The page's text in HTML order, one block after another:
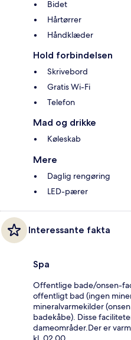
Bidet
Hårtørrer
Håndklæder
Hold forbindelsen
Skrivebord
Gratis Wi-Fi
Telefon
Mad og drikke
Køleskab
Mere
Daglig rengøring
LED-pærer
Interessante fakta
Spa
Offentlige bade/onsen-
offentligt bad (ingen
mineralvarmekilder
badekåbe). Disse
dameområder.Der er